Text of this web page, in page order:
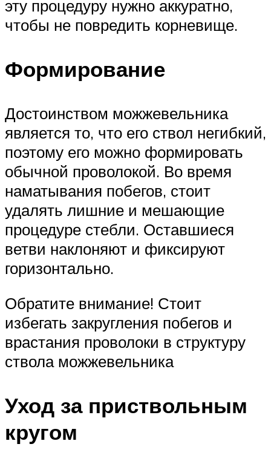
эту процедуру нужно аккуратно,
чтобы не повредить корневище.
Формирование
Достоинством можжевельника
является то, что его ствол негибкий,
поэтому его можно формировать
обычной проволокой. Во время
наматывания побегов, стоит
удалять лишние и мешающие
процедуре стебли. Оставшиеся
ветви наклоняют и фиксируют
горизонтально.
Обратите внимание! Стоит
избегать закругления побегов и
врастания проволоки в структуру
ствола можжевельника
Уход за приствольным
кругом